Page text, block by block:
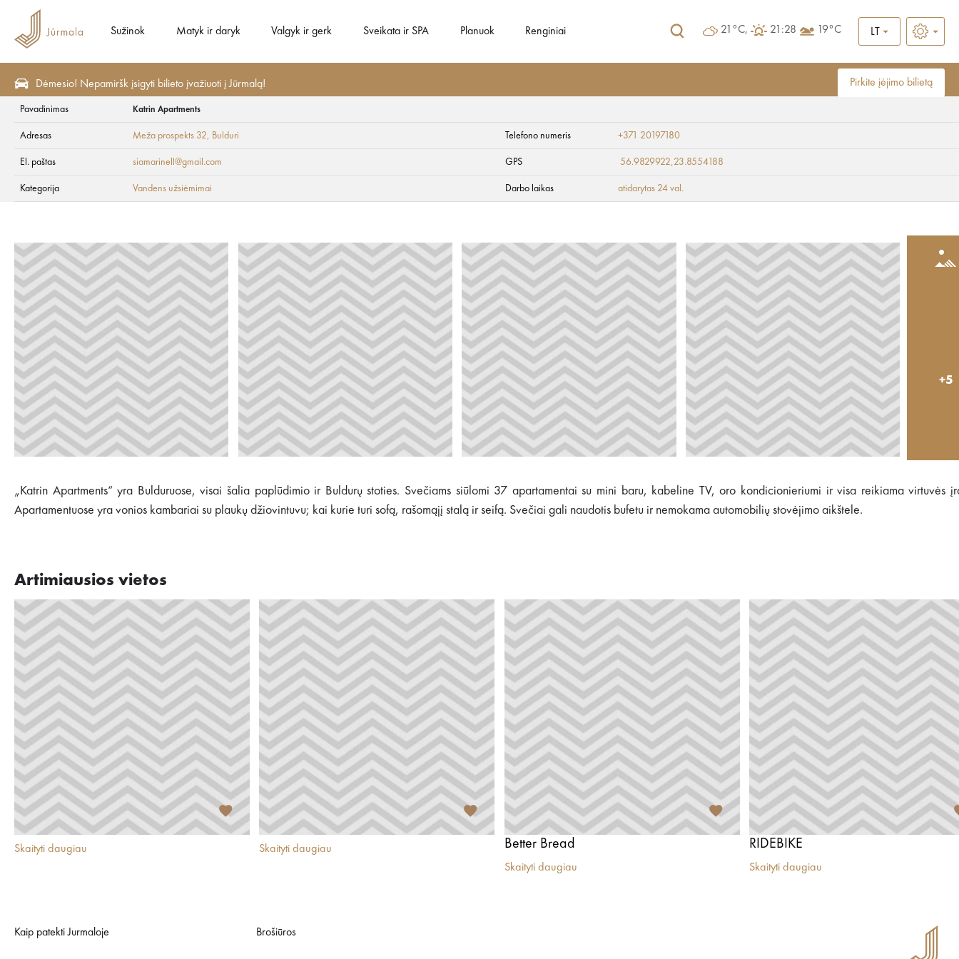
Sužinok Matyk ir daryk Valgyk ir gerk Sveikata ir SPA Planuok Renginiai 21°C, 21:28 19°C LT
Dėmesio! Nepamiršk įsigyti bilieto įvažiuoti į Jūrmalą! Pirkite įėjimo bilietą
Vandens užsiėmimai
Katrin Apartments
Pavadinimas Katrin Apartments
Adresas Meža prospekts 32, Bulduri Telefono numeris +371 20197180
El. paštas siamarinell@gmail.com GPS 56.9829922,23.8554188
Kategorija Vandens užsiėmimai Darbo laikas atidarytas 24 val.
+5
„Katrin Apartments“ yra Bulduruose, visai šalia paplūdimio ir Buldurų stoties. Svečiams siūlomi 37 apartamentai su mini baru, kabeline TV, oro kondicionieriumi ir visa reikiama virtuvės
Apartamentuose yra vonios kambariai su plaukų džiovintuvu; kai kurie turi sofą, rašomąjį stalą ir seifą. Svečiai gali naudotis bufetu ir nemokama automobilių stovėjimo aikštele.
Artimiausios vietos
Skaityti daugiau Skaityti daugiau Better Bread
Skaityti daugiau
RIDEBIKE
Skaityti daugiau
Kaip patekti Jurmaloje Brošiūros